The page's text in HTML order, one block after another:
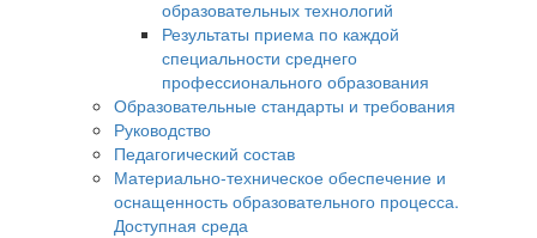
образовательных технологий
Результаты приема по каждой
специальности среднего
профессионального образования
Образовательные стандарты и требования
Руководство
Педагогический состав
Материально-техническое обеспечение и
оснащенность образовательного процесса.
Доступная среда